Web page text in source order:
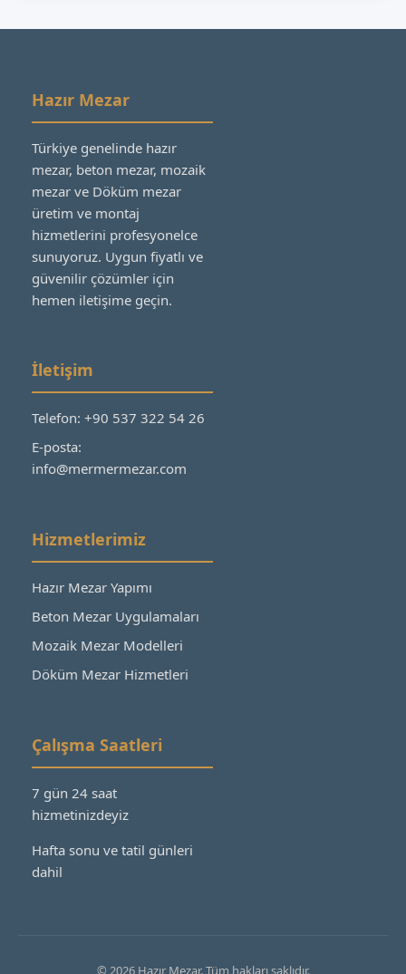
Hazır Mezar
Türkiye genelinde hazır
mezar, beton mezar, mozaik
mezar ve Döküm mezar
üretim ve montaj
hizmetlerini profesyonelce
sunuyoruz. Uygun fiyatlı ve
güvenilir çözümler için
hemen iletişime geçin.
İletişim
Telefon: +90 537 322 54 26
E-posta:
info@mermermezar.com
Hizmetlerimiz
Hazır Mezar Yapımı
Beton Mezar Uygulamaları
Mozaik Mezar Modelleri
Döküm Mezar Hizmetleri
Çalışma Saatleri
7 gün 24 saat
hizmetinizdeyiz
Hafta sonu ve tatil günleri
dahil
© 2026 Hazır Mezar. Tüm hakları saklıdır.